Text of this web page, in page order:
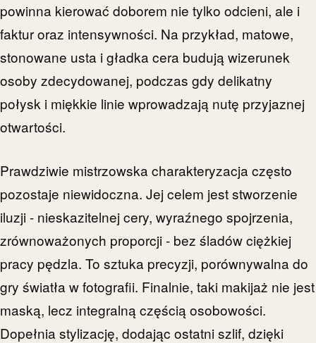
powinna kierować doborem nie tylko odcieni, ale i
faktur oraz intensywności. Na przykład, matowe,
stonowane usta i gładka cera budują wizerunek
osoby zdecydowanej, podczas gdy delikatny
połysk i miękkie linie wprowadzają nutę przyjaznej
otwartości.
Prawdziwie mistrzowska charakteryzacja często
pozostaje niewidoczna. Jej celem jest stworzenie
iluzji - nieskazitelnej cery, wyraźnego spojrzenia,
zrównoważonych proporcji - bez śladów ciężkiej
pracy pędzla. To sztuka precyzji, porównywalna do
gry światła w fotografii. Finalnie, taki makijaż nie jest
maską, lecz integralną częścią osobowości.
Dopełnia stylizację, dodając ostatni szlif, dzięki